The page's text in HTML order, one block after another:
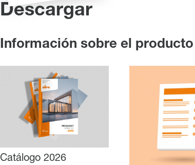
Descargar
Información sobre el producto
Catálogo 2026